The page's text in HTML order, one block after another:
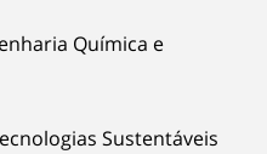
Química e
Sustentáveis